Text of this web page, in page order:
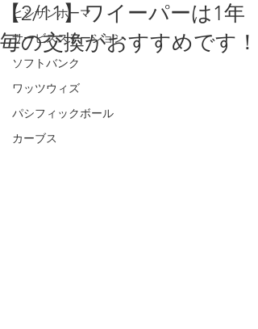
ヒシサンホーマ
サービスステーション
ソフトバンク
ワッツウィズ
パシフィックボール
カーブス
【2/11】ワイーパーは1年
毎の交換がおすすめです！